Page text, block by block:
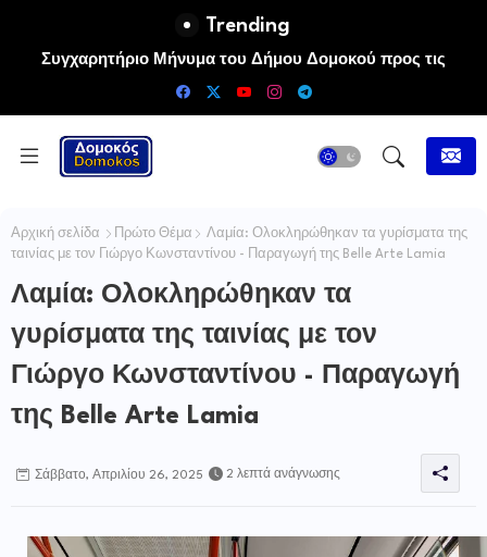
Trending
Συγχαρητήριο Μήνυμα του Δήμου Δομοκού προς τις
Πρωταθλήτριες Ευρώπης Άννα-Μαρία και Ειρήνη-Μαρίνα
Εκδήλωση Τιμής και Μνήμης αφιερωμένη στον αείμνηστο
Ευστάθιο Μαλαμίδα στο Νεοχώρι Δομοκού:
Αρχική σελίδα Πρώτο Θέμα
Λαμία: Ολοκληρώθηκαν τα γυρίσματα της
ταινίας με τον Γιώργο Κωνσταντίνου - Παραγωγή της Belle Arte Lamia
Λαμία: Ολοκληρώθηκαν τα
γυρίσματα της ταινίας με τον
Γιώργο Κωνσταντίνου - Παραγωγή
της Belle Arte Lamia
Σάββατο, Απριλίου 26, 2025 2 λεπτά ανάγνωσης